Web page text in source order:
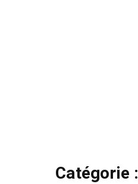
Catégorie :